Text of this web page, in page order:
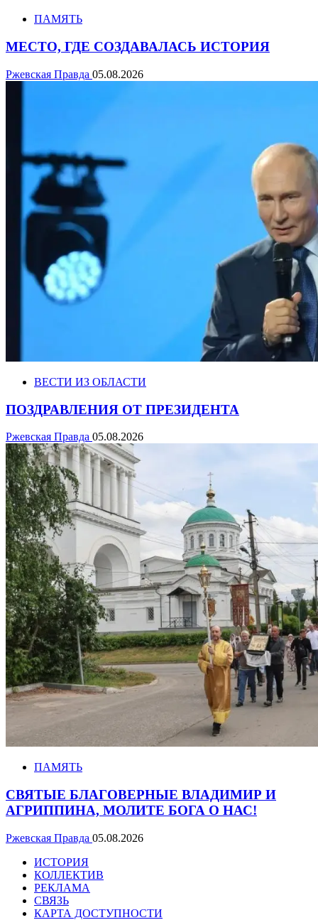
ПАМЯТЬ
МЕСТО, ГДЕ СОЗДАВАЛАСЬ ИСТОРИЯ
Ржевская Правда 05.08.2026
ВЕСТИ ИЗ ОБЛАСТИ
ПОЗДРАВЛЕНИЯ ОТ ПРЕЗИДЕНТА
Ржевская Правда 05.08.2026
ПАМЯТЬ
СВЯТЫЕ БЛАГОВЕРНЫЕ ВЛАДИМИР И
АГРИППИНА, МОЛИТЕ БОГА О НАС!
Ржевская Правда 05.08.2026
ИСТОРИЯ
КОЛЛЕКТИВ
РЕКЛАМА
СВЯЗЬ
КАРТА ДОСТУПНОСТИ